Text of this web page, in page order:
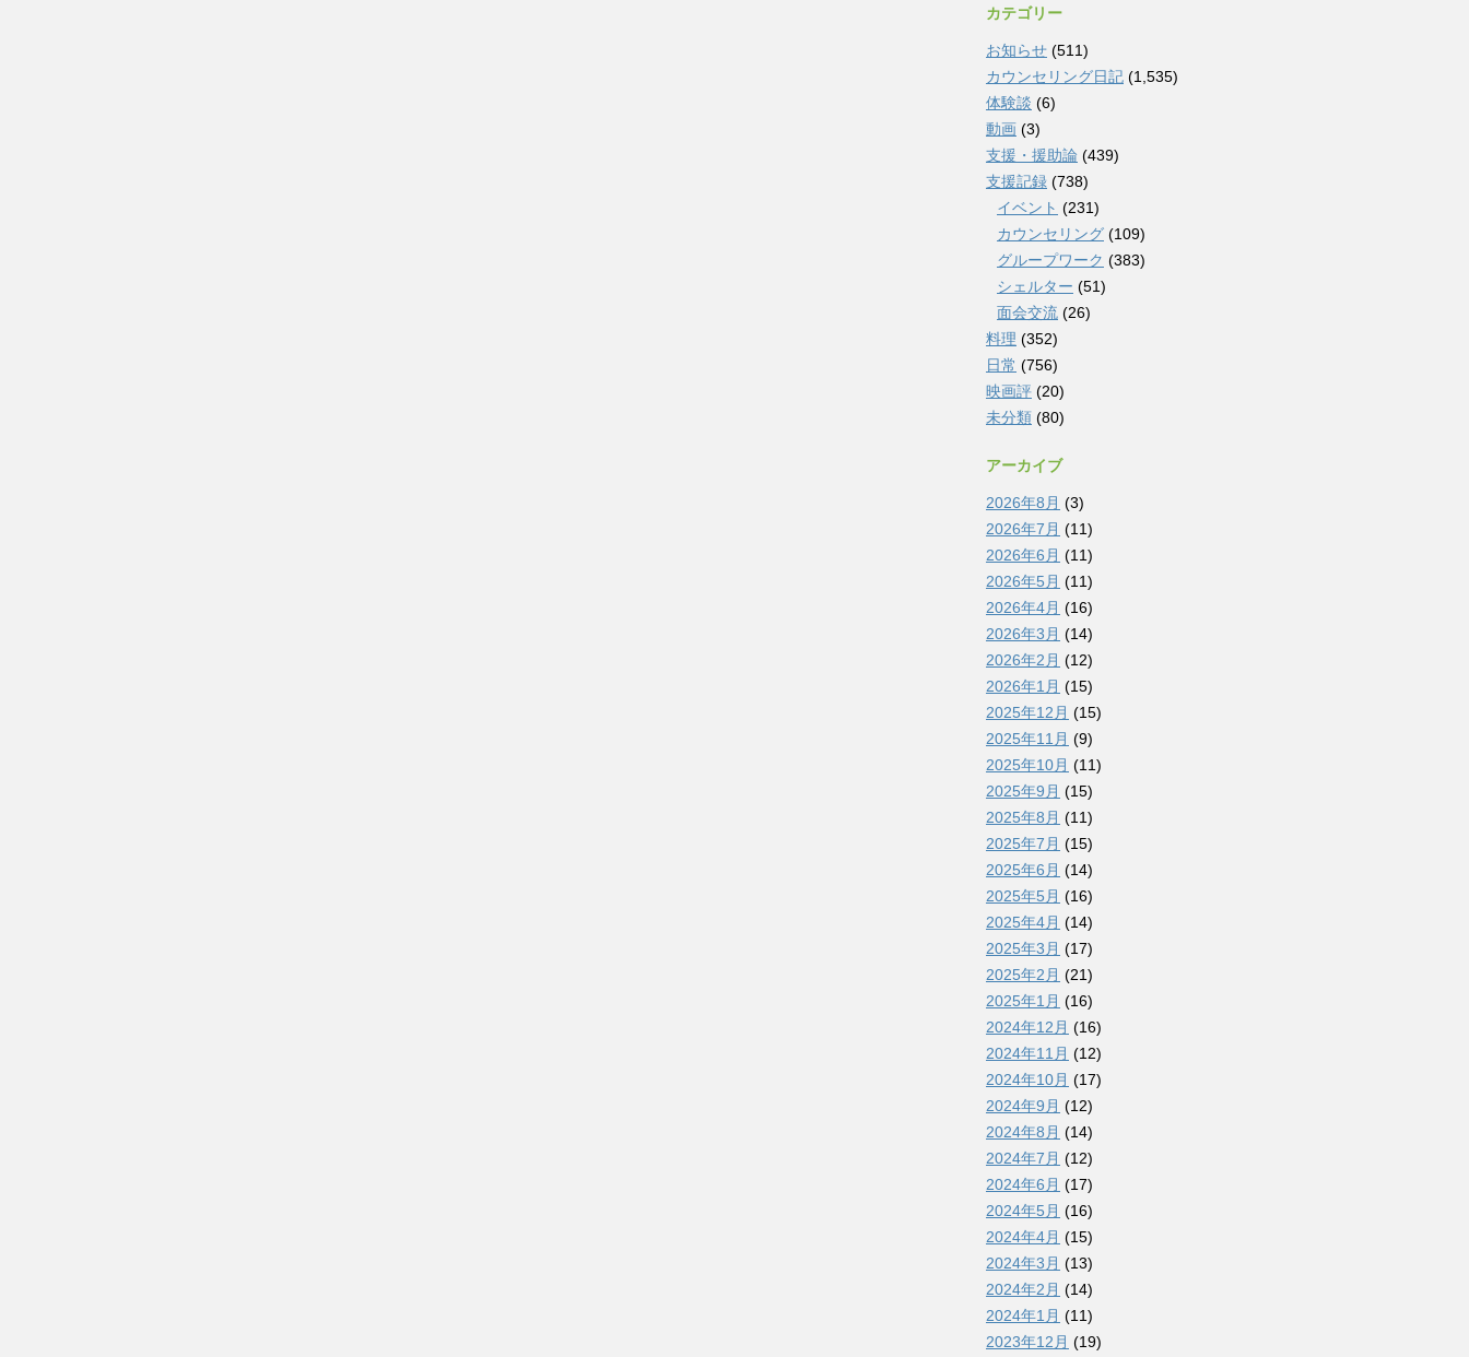
カテゴリー
お知らせ (511)
カウンセリング日記 (1,535)
体験談 (6)
動画 (3)
支援・援助論 (439)
支援記録 (738)
イベント (231)
カウンセリング (109)
グループワーク (383)
シェルター (51)
面会交流 (26)
料理 (352)
日常 (756)
映画評 (20)
未分類 (80)
アーカイブ
2026年8月 (3)
2026年7月 (11)
2026年6月 (11)
2026年5月 (11)
2026年4月 (16)
2026年3月 (14)
2026年2月 (12)
2026年1月 (15)
2025年12月 (15)
2025年11月 (9)
2025年10月 (11)
2025年9月 (15)
2025年8月 (11)
2025年7月 (15)
2025年6月 (14)
2025年5月 (16)
2025年4月 (14)
2025年3月 (17)
2025年2月 (21)
2025年1月 (16)
2024年12月 (16)
2024年11月 (12)
2024年10月 (17)
2024年9月 (12)
2024年8月 (14)
2024年7月 (12)
2024年6月 (17)
2024年5月 (16)
2024年4月 (15)
2024年3月 (13)
2024年2月 (14)
2024年1月 (11)
2023年12月 (19)